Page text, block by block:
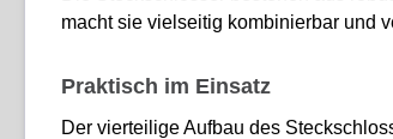
macht sie vielseitig kombinierbar und
Praktisch im Einsatz
Der vierteilige Aufbau des